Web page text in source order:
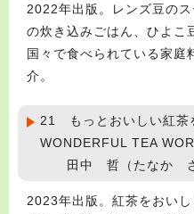
2022年出版。レンズ豆の
の炊き込みごはん、ひよ
国々で食べられている家庭
介。
21 もっとおいしい紅茶
WONDERFUL TEA
田中 哲（たなか
2023年出版。紅茶をおい